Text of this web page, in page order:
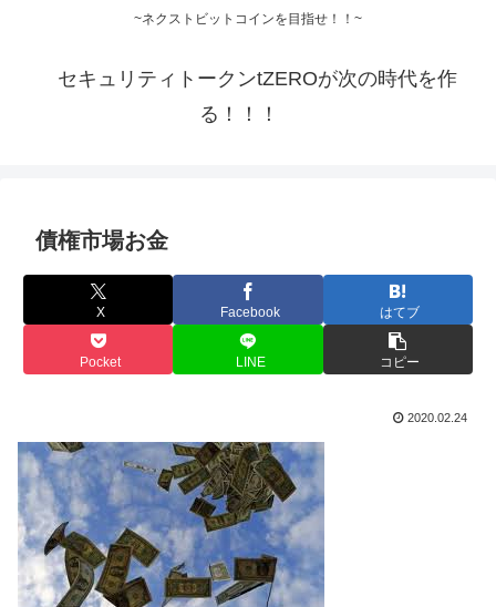
~ネクストビットコインを目指せ！！~
セキュリティトークンtZEROが次の時代を作
る！！！
債権市場お金
X Facebook はてブ
Pocket LINE コピー
2020.02.24